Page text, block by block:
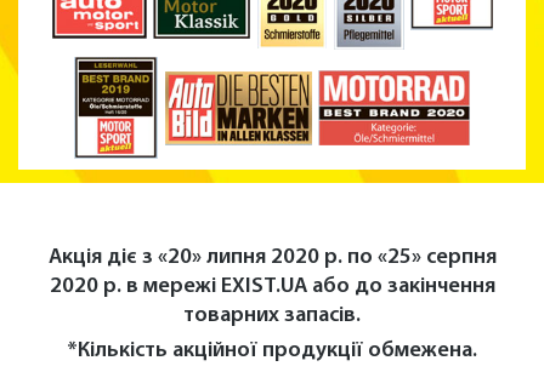
Акція діє з «20» липня 2020 р. по «25» серпня
2020 р. в мережі EXIST.UAабо до закінчення
товарних запасів.
*Кількість акційної продукції обмежена.